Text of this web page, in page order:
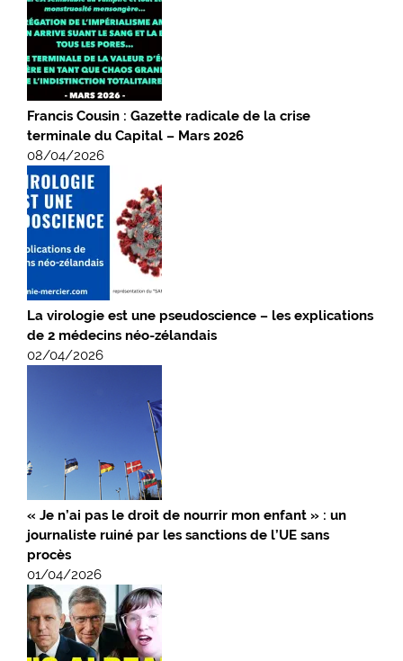
Francis Cousin : Gazette radicale de la crise
terminale du Capital – Mars 2026
08/04/2026
La virologie est une pseudoscience – les explications
de 2 médecins néo-zélandais
02/04/2026
« Je n’ai pas le droit de nourrir mon enfant » : un
journaliste ruiné par les sanctions de l’UE sans
procès
01/04/2026